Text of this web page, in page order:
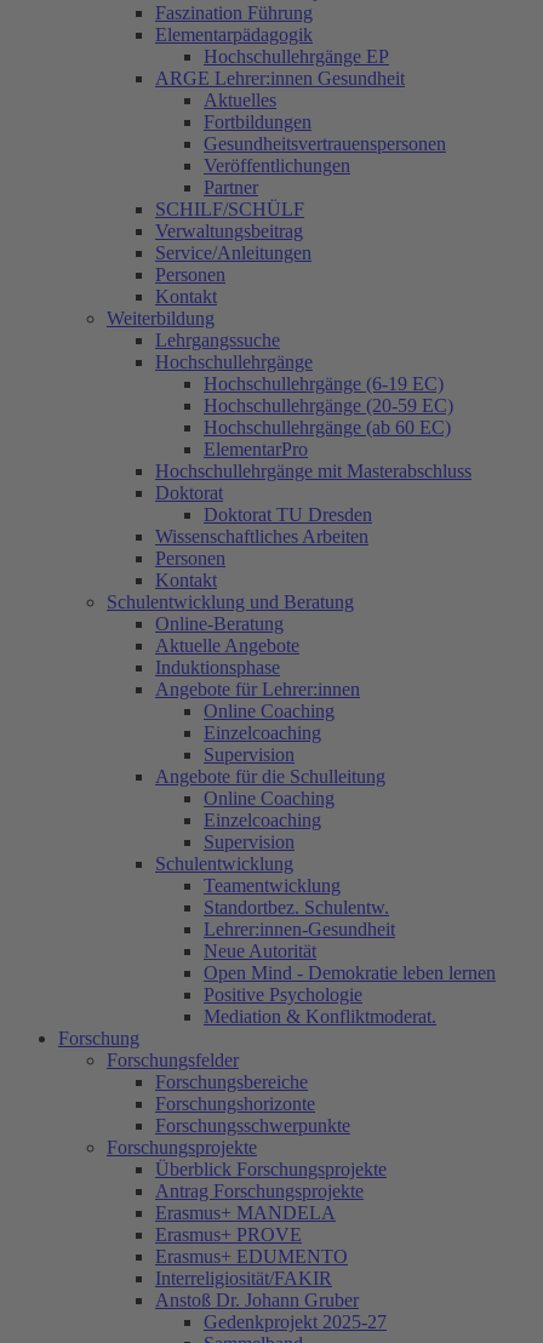
Faszination Führung
Elementarpädagogik
Hochschullehrgänge EP
ARGE Lehrer:innen Gesundheit
Aktuelles
Fortbildungen
Gesundheitsvertrauenspersonen
Veröffentlichungen
Partner
SCHILF/SCHÜLF
Verwaltungsbeitrag
Service/Anleitungen
Personen
Kontakt
Weiterbildung
Lehrgangssuche
Hochschullehrgänge
Hochschullehrgänge (6-19 EC)
Hochschullehrgänge (20-59 EC)
Hochschullehrgänge (ab 60 EC)
ElementarPro
Hochschullehrgänge mit Masterabschluss
Doktorat
Doktorat TU Dresden
Wissenschaftliches Arbeiten
Personen
Kontakt
Schulentwicklung und Beratung
Online-Beratung
Aktuelle Angebote
Induktionsphase
Angebote für Lehrer:innen
Online Coaching
Einzelcoaching
Supervision
Angebote für die Schulleitung
Online Coaching
Einzelcoaching
Supervision
Schulentwicklung
Teamentwicklung
Standortbez. Schulentw.
Lehrer:innen-Gesundheit
Neue Autorität
Open Mind - Demokratie leben lernen
Positive Psychologie
Mediation & Konfliktmoderat.
Forschung
Forschungsfelder
Forschungsbereiche
Forschungshorizonte
Forschungsschwerpunkte
Forschungsprojekte
Überblick Forschungsprojekte
Antrag Forschungsprojekte
Erasmus+ MANDELA
Erasmus+ PROVE
Erasmus+ EDUMENTO
Interreligiosität/FAKIR
Anstoß Dr. Johann Gruber
Gedenkprojekt 2025-27